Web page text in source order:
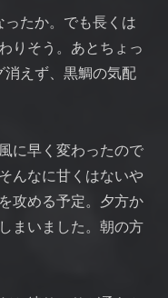
たか。でも長くは
りそう。あとちょっ
消えず、黒鯛の気配
に早く変わったので
んなに甘くはないや
攻める予定。夕方か
まいました。朝の方